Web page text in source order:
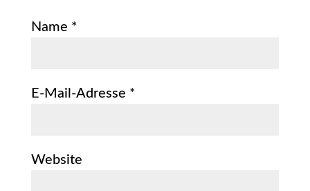
Name *
E-Mail-Adresse *
Website